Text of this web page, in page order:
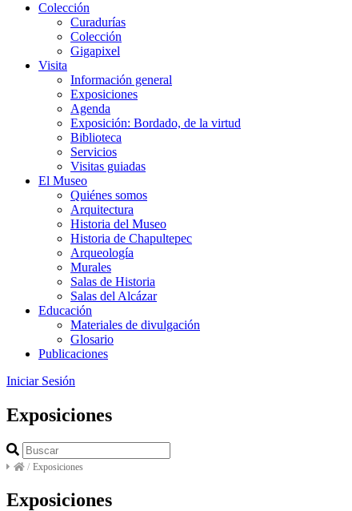
Colección
Curadurías
Colección
Gigapixel
Visita
Información general
Exposiciones
Agenda
Exposición: Bordado, de la virtud
Biblioteca
Servicios
Visitas guiadas
El Museo
Quiénes somos
Arquitectura
Historia del Museo
Historia de Chapultepec
Arqueología
Murales
Salas de Historia
Salas del Alcázar
Educación
Materiales de divulgación
Glosario
Publicaciones
Iniciar Sesión
Exposiciones
/ Exposiciones
Exposiciones